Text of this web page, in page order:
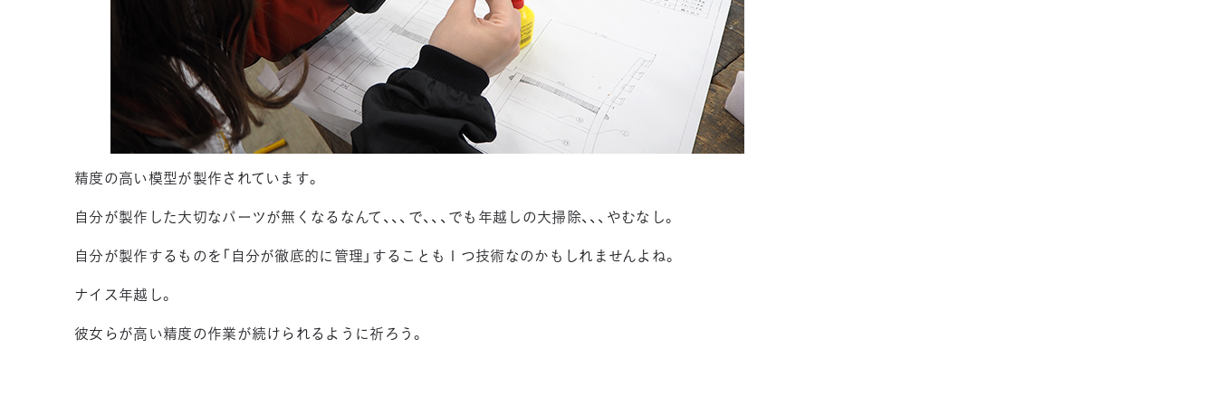
精度の高い模型が製作されています。
自分が製作した大切なパーツが無くなるなんて、、、で、、、でも年越しの大掃除、、、やむなし。
自分が製作するものを「自分が徹底的に管理」することも１つ技術なのかもしれませんよね。
ナイス年越し。
彼女らが高い精度の作業が続けられるように祈ろう。